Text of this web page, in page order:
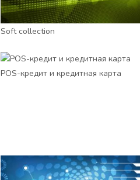
Soft collection
POS-кредит и кредитная карта